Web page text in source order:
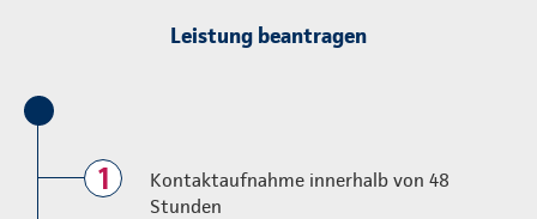
Leistung beantragen
1
Kontaktaufnahme innerhalb von 48
Stunden